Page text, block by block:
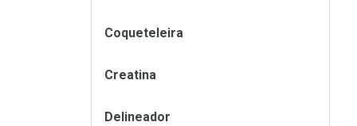
Coqueteleira
Creatina
Delineador